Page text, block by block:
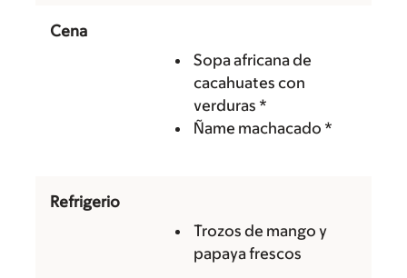
Cena
Sopa africana de
cacahuates con
verduras *
Ñame machacado *
Refrigerio
Trozos de mango y
papaya frescos